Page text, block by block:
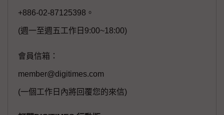
+886-02-87125398。
(週一至週五工作日9:00~18:00)
會員信箱：
member@digitimes.com
(一個工作日內將回覆您的來信)